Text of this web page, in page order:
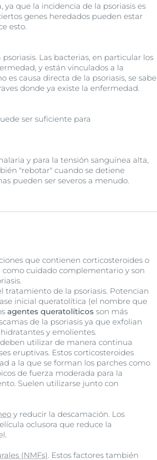
ya que la incidencia de la psoriasis es
genes heredados pueden estar
esto.
Las bacterias, en particular los
y están vinculados a la
causa directa de la psoriasis, se sabe
donde ya existe la enfermedad.
ser suficiente para
y para la tensión sanguínea alta,
"rebotar" cuando se detiene
pueden ser severos a menudo.
que contienen corticosteroides o
como cuidado complementario y son
tratamiento de la psoriasis. Potencian
inicial queratolítica (el nombre que
agentes queratolíticos son más
de la psoriasis ya que exfolian
y emolientes.
utilizar de manera continua
eruptivas. Estos corticosteroides
a la que se forman los parches como
de fuerza moderada para la
Suelen utilizarse junto con
y reducir la descamación. Los
oclusora que reduce la
(NMFs). Estos factores también